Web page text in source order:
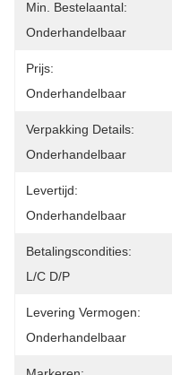
Min. Bestelaantal:
Onderhandelbaar
Prijs:
Onderhandelbaar
Verpakking Details:
Onderhandelbaar
Levertijd:
Onderhandelbaar
Betalingscondities:
L/C D/P
Levering Vermogen:
Onderhandelbaar